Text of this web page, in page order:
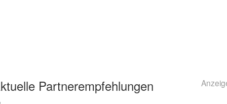
Partnerempfehlungen